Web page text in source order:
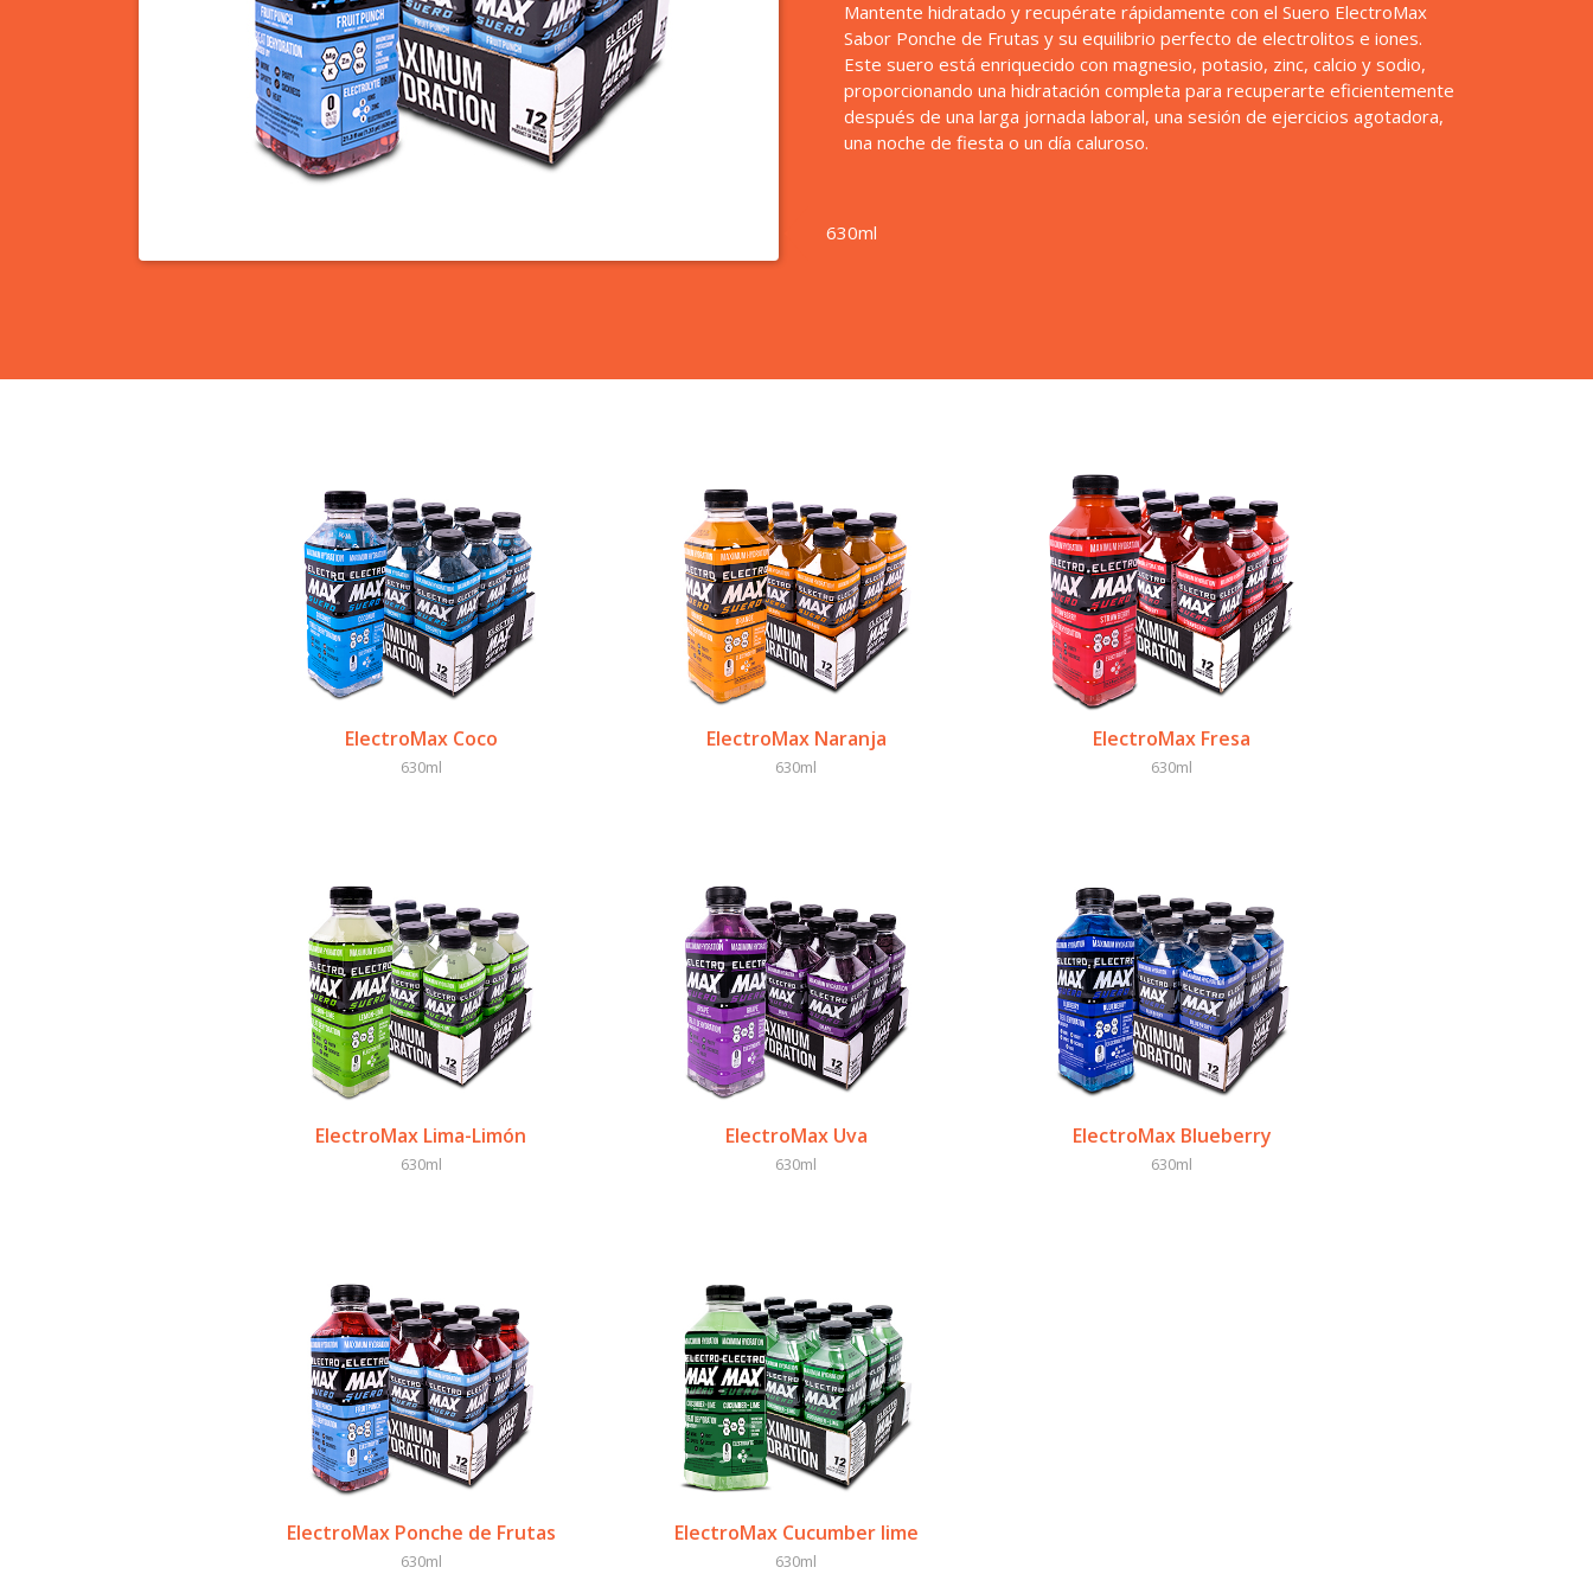
Mantente hidratado y recupérate rápidamente con el Suero ElectroMax
Sabor Ponche de Frutas y su equilibrio perfecto de electrolitos e iones.
Este suero está enriquecido con magnesio, potasio, zinc, calcio y sodio,
proporcionando una hidratación completa para recuperarte eficientemente
después de una larga jornada laboral, una sesión de ejercicios agotadora,
una noche de fiesta o un día caluroso.
630ml
ElectroMax Coco
630ml
ElectroMax Naranja
630ml
ElectroMax Fresa
630ml
ElectroMax Lima-Limón
630ml
ElectroMax Uva
630ml
ElectroMax Blueberry
630ml
ElectroMax Ponche de Frutas
630ml
ElectroMax Cucumber lime
630ml